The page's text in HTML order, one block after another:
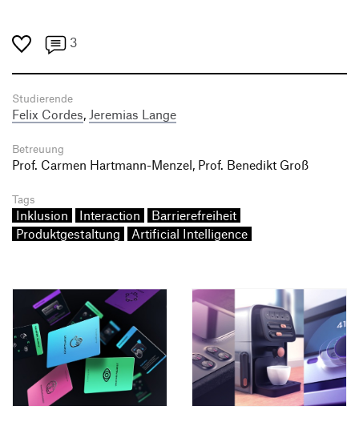
3
Studierende
Felix Cordes, Jeremias Lange
Betreuung
Prof. Carmen Hartmann-Menzel, Prof. Benedikt Groß
Tags
Inklusion Interaction
Barrierefreiheit
Produktgestaltung
Artificial Intelligence